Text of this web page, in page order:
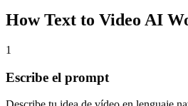
How Text to Video AI
1
Escribe el prompt